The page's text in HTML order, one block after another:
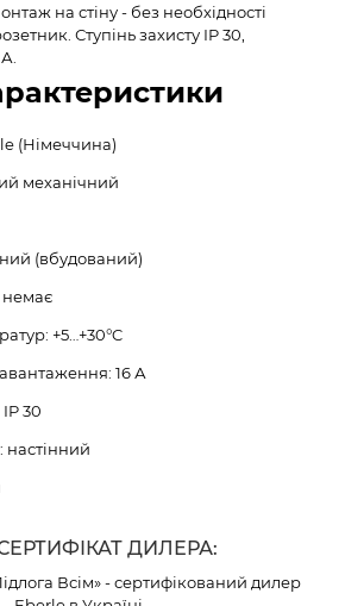
на стіну - без необхідності
Ступінь захисту IP 30,
(Німеччина)
механічний
(вбудований)
немає
+5…+30°C
16 А
IP 30
настінний
ДИЛЕРА:
Всім» - сертифікований дилер